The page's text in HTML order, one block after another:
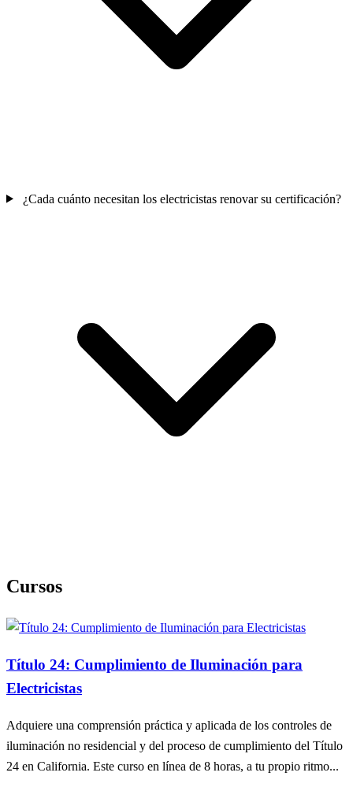
¿Cada cuánto necesitan los electricistas renovar su certificación?
Cursos
Título 24: Cumplimiento de Iluminación para
Electricistas
Adquiere una comprensión práctica y aplicada de los controles de
iluminación no residencial y del proceso de cumplimiento del Título
24 en California. Este curso en línea de 8 horas, a tu propio ritmo...